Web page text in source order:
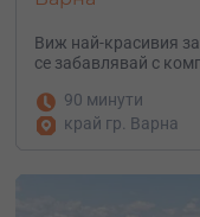
Виж най-красивия
се забавлявай с
90 минути
край гр. Варна